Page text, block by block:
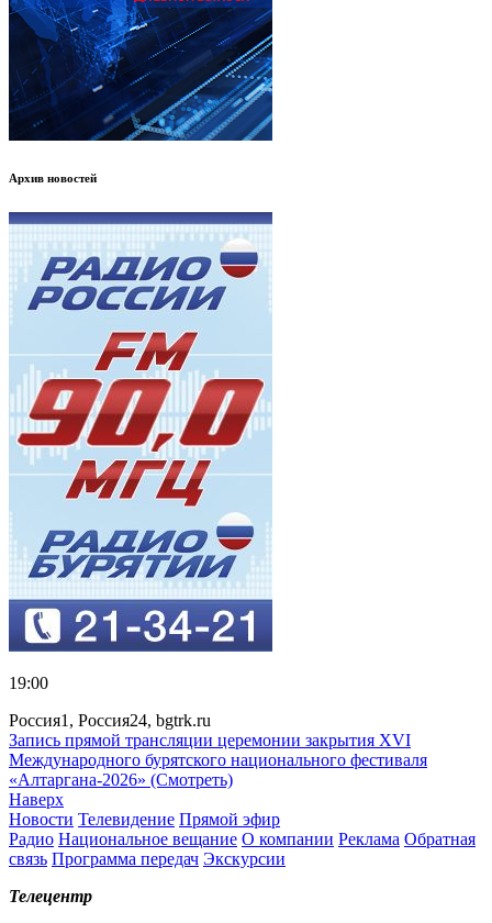
Архив новостей
19:00
Россия1, Россия24, bgtrk.ru
Запись прямой трансляции церемонии закрытия XVI
Международного бурятского национального фестиваля
«Алтаргана-2026» (Смотреть)
Наверх
Новости Телевидение Прямой эфир
Радио Национальное вещание О компании Реклама Обратная
связь Программа передач Экскурсии
Телецентр